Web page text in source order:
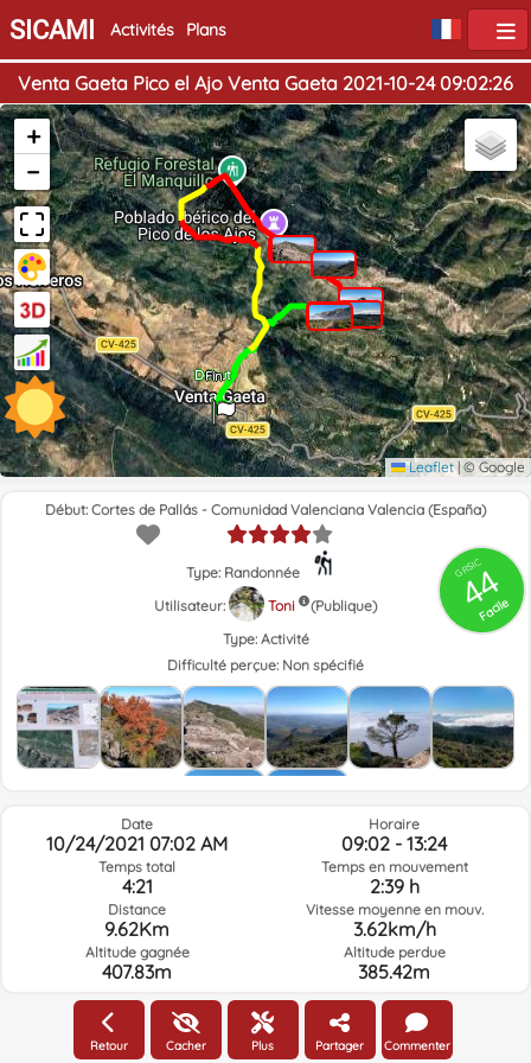
SICAMI Activités Plans
Venta Gaeta Pico el Ajo Venta Gaeta 2021-10-24 09:02:26
Début
Fin
+
−
Leaflet | © Google
GRSIC
44
Facile
Début: Cortes de Pallás - Comunidad Valenciana Valencia (España)
Type: Randonnée
Utilisateur:
Toni
(Publique)
Type: Activité
Difficulté perçue: Non spécifié
Date
10/24/2021 07:02 AM
Temps total
4:21
Distance
9.62Km
Altitude gagnée
407.83m
Horaire
09:02 - 13:24
Temps en mouvement
2:39 h
Vitesse moyenne en mouv.
3.62km/h
Altitude perdue
385.42m
Météo du jour de la route à l'heure sélectionnée
Retour Cacher Plus Partager Commenter